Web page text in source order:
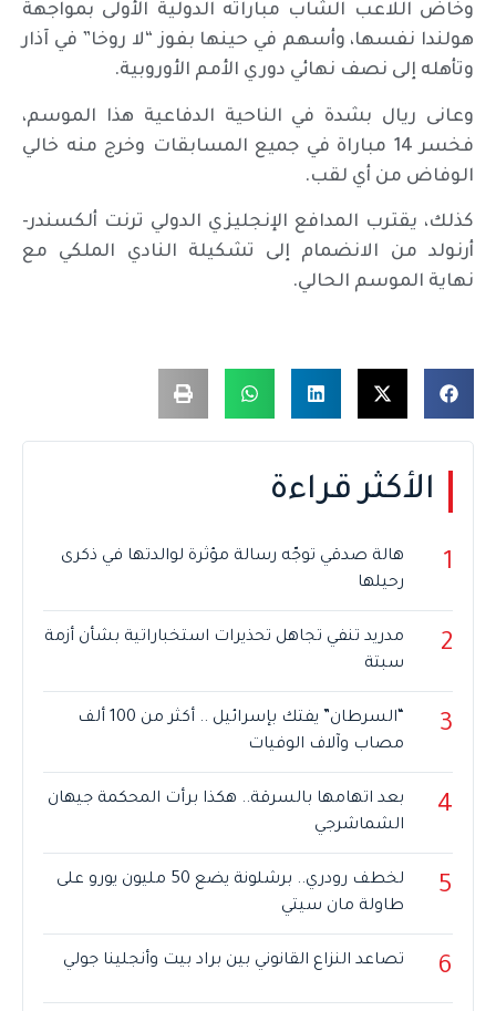
وخاض اللاعب الشاب مباراته الدولية الأولى بمواجهة
هولندا نفسها، وأسهم في حينها بفوز “لا روخا” في آذار
وتأهله إلى نصف نهائي دوري الأمم الأوروبية.
وعانى ريال بشدة في الناحية الدفاعية هذا الموسم،
فخسر 14 مباراة في جميع المسابقات وخرج منه خالي
الوفاض من أي لقب.
كذلك، يقترب المدافع الإنجليزي الدولي ترنت ألكسندر-
أرنولد من الانضمام إلى تشكيلة النادي الملكي مع
نهاية الموسم الحالي.
الأكثر قراءة
1
هالة صدقي توجّه رسالة مؤثرة لوالدتها في ذكرى
رحيلها
2
مدريد تنفي تجاهل تحذيرات استخباراتية بشأن أزمة
سبتة
3
“السرطان” يفتك بإسرائيل .. أكثر من 100 ألف
مصاب وآلاف الوفيات
4
بعد اتهامها بالسرقة.. هكذا برأت المحكمة جيهان
الشماشرجي
5
لخطف رودري.. برشلونة يضع 50 مليون يورو على
طاولة مان سيتي
6 تصاعد النزاع القانوني بين براد بيت وأنجلينا جولي